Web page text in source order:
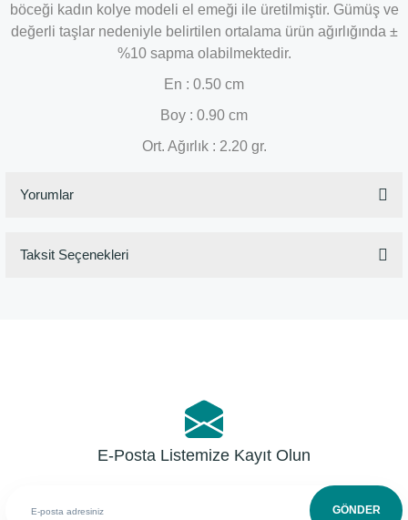
böceği kadın kolye modeli el emeği ile üretilmiştir. Gümüş ve
değerli taşlar nedeniyle belirtilen ortalama ürün ağırlığında ±
%10 sapma olabilmektedir.
En : 0.50 cm
Boy : 0.90 cm
Ort. Ağırlık : 2.20 gr.
Yorumlar
Taksit Seçenekleri
E-Posta Listemize Kayıt Olun
GÖNDER